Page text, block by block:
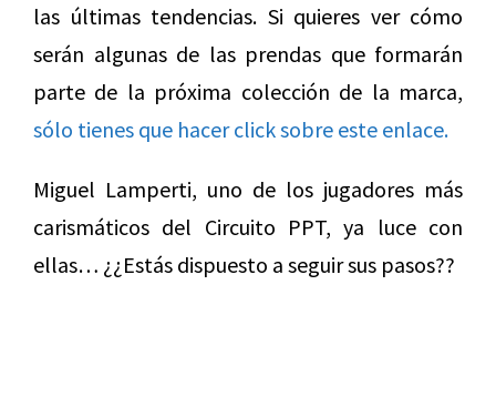
las últimas tendencias. Si quieres ver cómo
serán algunas de las prendas que formarán
parte de la próxima colección de la marca,
sólo tienes que hacer click sobre este enlace.
Miguel Lamperti, uno de los jugadores más
carismáticos del Circuito PPT, ya luce con
ellas… ¿¿Estás dispuesto a seguir sus pasos??